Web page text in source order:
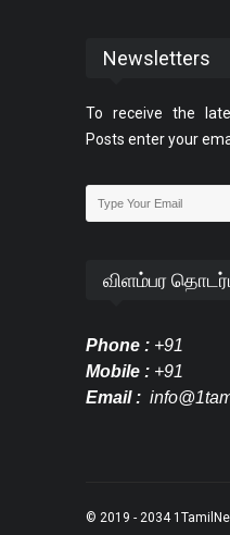
Newsletters
To receive the
Posts enter your
விளம்பர
Phone : +91
Mobile : +91
Email :
© 2019 - 2034